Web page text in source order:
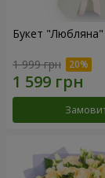
Букет "Любляна"
1 999 грн